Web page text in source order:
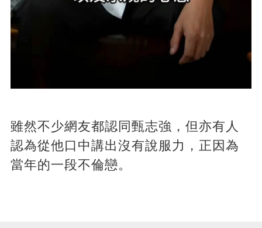
雖然不少網友都認同甄志強，但亦有人
認為從他口中講出沒有說服力，正因為
當年的一段不倫戀。